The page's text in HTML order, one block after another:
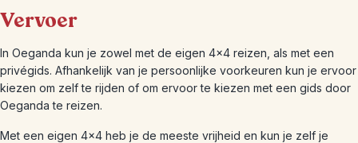
Vervoer
In Oeganda kun je zowel met de eigen 4×4 reizen, als met een
privégids. Afhankelijk van je persoonlijke voorkeuren kun je ervoor
kiezen om zelf te rijden of om ervoor te kiezen met een gids door
Oeganda te reizen.
Met een eigen 4×4 heb je de meeste vrijheid en kun je zelf je